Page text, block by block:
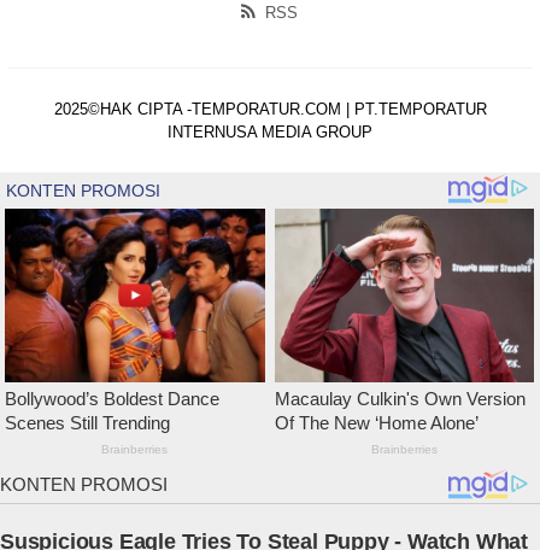
RSS
2025©HAK CIPTA -TEMPORATUR.COM | PT.TEMPORATUR
INTERNUSA MEDIA GROUP